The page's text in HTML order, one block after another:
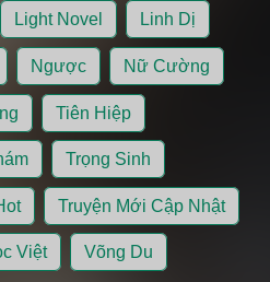
Light Novel Linh Dị
Ngược Nữ Cường
Tiên Hiệp
Trọng Sinh
Truyện Mới Cập Nhật
Việt Võng Du